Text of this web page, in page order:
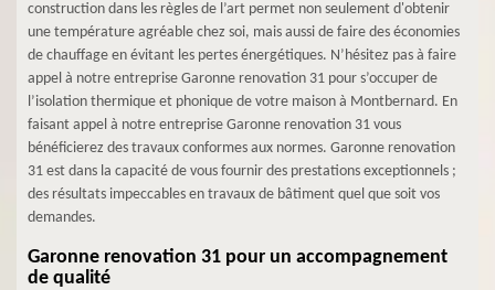
construction dans les règles de l’art permet non seulement d'obtenir
une température agréable chez soi, mais aussi de faire des économies
de chauffage en évitant les pertes énergétiques. N’hésitez pas à faire
appel à notre entreprise Garonne renovation 31 pour s’occuper de
l’isolation thermique et phonique de votre maison à Montbernard. En
faisant appel à notre entreprise Garonne renovation 31 vous
bénéficierez des travaux conformes aux normes. Garonne renovation
31 est dans la capacité de vous fournir des prestations exceptionnels ;
des résultats impeccables en travaux de bâtiment quel que soit vos
demandes.
Garonne renovation 31 pour un accompagnement
de qualité